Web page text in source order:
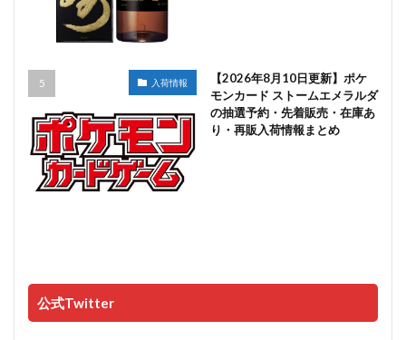
入荷情報
【2026年8月10日更新】ポケ
モンカード ストームエメラルダ
の抽選予約・先着販売・在庫あ
り・再販入荷情報まとめ
公式Twitter